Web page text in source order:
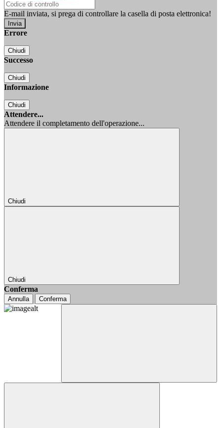
E-mail inviata, si prega di controllare la casella di posta elettronica!
Errore
Chiudi
Successo
Chiudi
Informazione
Chiudi
Attendere...
Attendere il completamento dell'operazione...
Chiudi
Chiudi
Conferma
Annulla Conferma